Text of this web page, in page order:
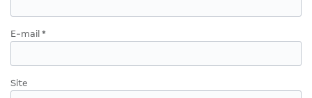
E-mail *
Site